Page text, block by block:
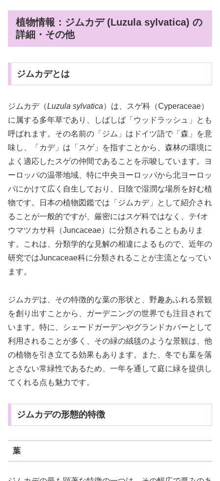
植物情報：ジムカデ (Luzula sylvatica) の
詳細・その他
ジムカデとは
ジムカデ（Luzula sylvatica）は、スゲ科（Cyperaceae）
に属する多年草であり、しばしば「ウッドラッシュ」とも
呼ばれます。その名前の「ジム」はドイツ語で「森」を意
味し、「カデ」は「スゲ」を指すことから、森林の環境に
よく適応したスゲの仲間であることを示唆しています。ヨ
ーロッパの温帯地域、特に中央ヨーロッパから北ヨーロッ
パにかけて広く自生しており、日陰で湿潤な場所を好む植
物です。日本の植物図鑑では「ジムカデ」として紹介され
ることが一般的ですが、厳密にはスゲ科ではなく、テｲオ
ウマツカサ科（Juncaceae）に分類されることもありま
す。これは、分類学的な見解の相違によるもので、近年の
研究ではJuncaceae科に分類されることが主流となってい
ます。
ジムカデは、その特徴的な葉の形状と、野趣あふれる景観
を創り出すことから、ガーデニングの世界でも注目されて
います。特に、シェードガーデンやグランドカバーとして
利用されることが多く、その緑の絨毯のような景観は、他
の植物を引き立てる効果もあります。また、冬でも葉を落
とさない常緑性であるため、一年を通して庭に緑を提供し
てくれる点も魅力です。
ジムカデの形態的特徴
葉